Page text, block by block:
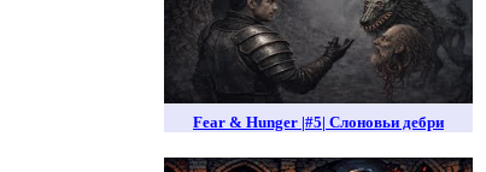
Fear & Hunger |#5| Слоновьи дебри